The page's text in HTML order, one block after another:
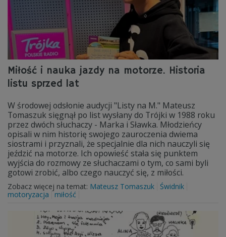
Miłość i nauka jazdy na motorze. Historia
listu sprzed lat
W środowej odsłonie audycji "Listy na M." Mateusz
Tomaszuk sięgnął po list wysłany do Trójki w 1988 roku
przez dwóch słuchaczy - Marka i Sławka. Młodzieńcy
opisali w nim historię swojego zauroczenia dwiema
siostrami i przyznali, że specjalnie dla nich nauczyli się
jeździć na motorze. Ich opowieść stała się punktem
wyjścia do rozmowy ze słuchaczami o tym, co sami byli
gotowi zrobić, albo czego nauczyć się, z miłości.
Zobacz więcej na temat: Mateusz Tomaszuk Świdnik
motoryzacja
miłość